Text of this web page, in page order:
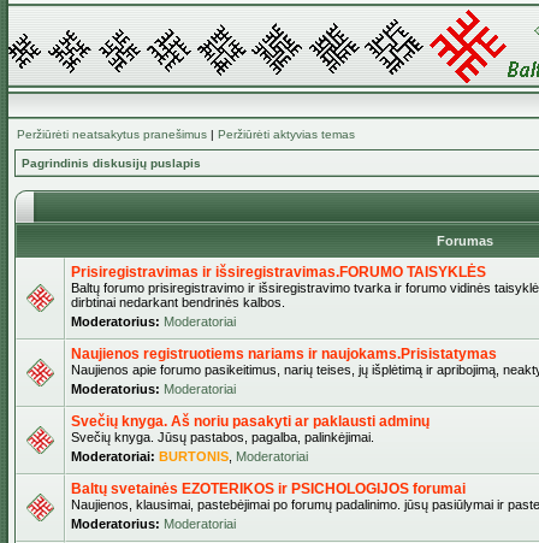
Peržiūrėti neatsakytus pranešimus | Peržiūrėti aktyvias temas
Pagrindinis diskusijų puslapis
Forumas
Prisiregistravimas ir išsiregistravimas.FORUMO TAISYKLĖS
Baltų forumo prisiregistravimo ir išsiregistravimo tvarka ir forumo vidinės
dirbtinai nedarkant bendrinės kalbos.
Moderatorius: Moderatoriai
Naujienos registruotiems nariams ir naujokams.Prisistatymas
Naujienos apie forumo pasikeitimus, narių teises, jų išplėtimą ir apribojimą,
Moderatorius: Moderatoriai
Svečių knyga. Aš noriu pasakyti ar paklausti adminų
Svečių knyga. Jūsų pastabos, pagalba, palinkėjimai.
Moderatoriai: BURTONIS Moderatoriai
Baltų svetainės EZOTERIKOS ir PSICHOLOGIJOS forumai
Naujienos, klausimai, pastebėjimai po forumų padalinimo. jūsų pasiūlymai ir
Moderatorius: Moderatoriai